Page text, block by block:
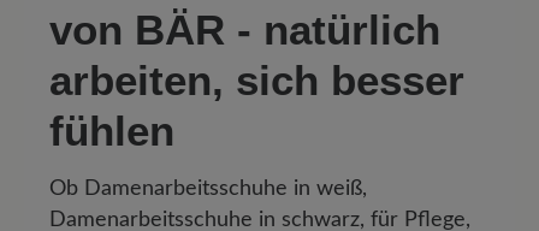
von BÄR - natürlich
arbeiten, sich besser
fühlen
Ob Damenarbeitsschuhe in weiß,
Damenarbeitsschuhe in schwarz, für Pflege,